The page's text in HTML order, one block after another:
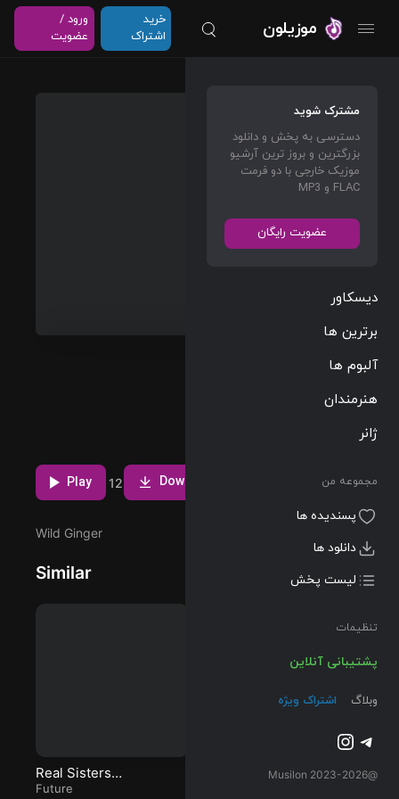
موزیلون
خرید
اشتراک
ورود /
عضویت
مشترک شوید
دسترسی به پخش و دانلود
بزرگترین و بروز ترین آرشیو
موزیک خارجی با دو فرمت
FLAC و MP3
عضویت رایگان
دیسکاور
برترین ها
آلبوم ها
هنرمندان
ژانر
مجموعه من
پسندیده ها
دانلود ها
لیست پخش
تنظیمات
پشتیبانی آنلاین
وبلاگ اشتراک ویژه
تلگراماینستاگرم
@2023-2026 Musilon
Aintch
u
(Instru
mental
)
Future
02:46
2015/01/15
پخش و دانلود
آلبوم Beast
(Instrumental
Future اجرا شده
است را میتوانید
دریافت کنید.
Play 12 Download
Wild Ginger
Similar
Real Sisters
(Instrumental)
Future
Just Like Bruddas